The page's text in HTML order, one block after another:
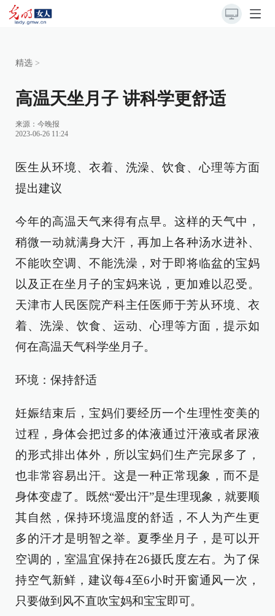
精选 >
高温天坐月子 讲科学更舒适
来源： 今晚报
2023-06-26 11:24
医生从环境、衣着、洗澡、饮食、心理等方面
提出建议
今年的高温天气来得有点早。这样的天气中，
稍微一动就满身大汗，再加上各种汤水进补、
不能吹空调、不能洗澡，对于即将临盆的宝妈
以及正在坐月子的宝妈来说，更加难以忍受。
天津市人民医院产科主任医师于芳从环境、衣
着、洗澡、饮食、运动、心理等方面，提示如
何在高温天气科学坐月子。
环境：保持舒适
妊娠结束后，宝妈们要经历一个生理性变美的
过程，身体会把过多的体液通过汗液或者尿液
的形式排出体外，所以宝妈们生产完尿多了，
也非常容易出汗。这是一种正常现象，而不是
身体变虚了。既然“爱出汗”是生理现象，就要顺
其自然，保持环境温度的舒适，不人为产生更
多的汗才是明智之举。夏季坐月子，是可以开
空调的，室温宜保持在26摄氏度左右。为了保
持空气新鲜，建议每4至6小时开窗通风一次，
只要做到风不直吹宝妈和宝宝即可。